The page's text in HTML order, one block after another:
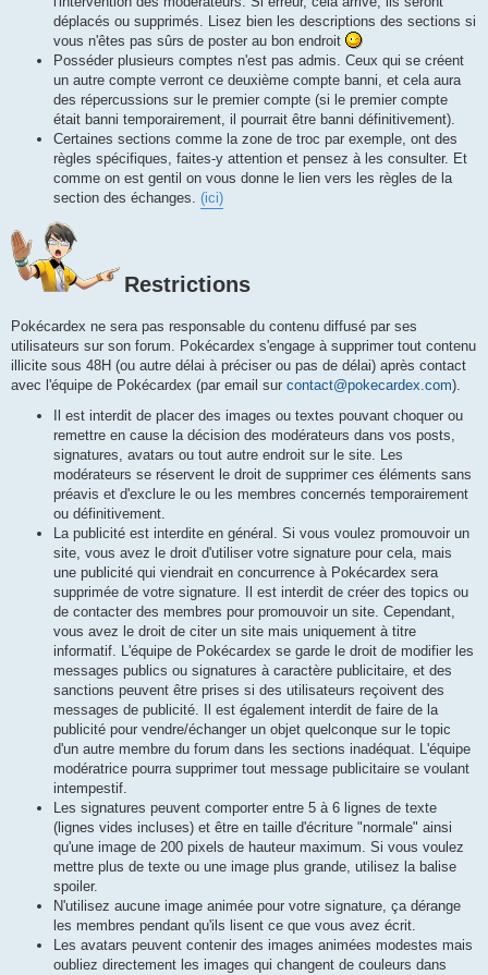
déplacés ou supprimés. Lisez bien les descriptions des sections si
vous n'êtes pas sûrs de poster au bon endroit
Posséder plusieurs comptes n'est pas admis. Ceux qui se créent
un autre compte verront ce deuxième compte banni, et cela aura
des répercussions sur le premier compte (si le premier compte
était banni temporairement, il pourrait être banni définitivement).
Certaines sections comme la zone de troc par exemple, ont des
règles spécifiques, faites-y attention et pensez à les consulter. Et
comme on est gentil on vous donne le lien vers les règles de la
section des échanges. (ici)
Restrictions
Pokécardex ne sera pas responsable du contenu diffusé par ses
utilisateurs sur son forum. Pokécardex s'engage à supprimer tout contenu
illicite sous 48H (ou autre délai à préciser ou pas de délai) après contact
avec l'équipe de Pokécardex (par email sur contact@pokecardex.com).
Il est interdit de placer des images ou textes pouvant choquer ou
remettre en cause la décision des modérateurs dans vos posts,
signatures, avatars ou tout autre endroit sur le site. Les
modérateurs se réservent le droit de supprimer ces éléments sans
préavis et d'exclure le ou les membres concernés temporairement
ou définitivement.
La publicité est interdite en général. Si vous voulez promouvoir un
site, vous avez le droit d'utiliser votre signature pour cela, mais
une publicité qui viendrait en concurrence à Pokécardex sera
supprimée de votre signature. Il est interdit de créer des topics ou
de contacter des membres pour promouvoir un site. Cependant,
vous avez le droit de citer un site mais uniquement à titre
informatif. L'équipe de Pokécardex se garde le droit de modifier les
messages publics ou signatures à caractère publicitaire, et des
sanctions peuvent être prises si des utilisateurs reçoivent des
messages de publicité. Il est également interdit de faire de la
publicité pour vendre/échanger un objet quelconque sur le topic
d'un autre membre du forum dans les sections inadéquat. L'équipe
modératrice pourra supprimer tout message publicitaire se voulant
intempestif.
Les signatures peuvent comporter entre 5 à 6 lignes de texte
(lignes vides incluses) et être en taille d'écriture "normale" ainsi
qu'une image de 200 pixels de hauteur maximum. Si vous voulez
mettre plus de texte ou une image plus grande, utilisez la balise
spoiler.
N'utilisez aucune image animée pour votre signature, ça dérange
les membres pendant qu'ils lisent ce que vous avez écrit.
Les avatars peuvent contenir des images animées modestes mais
oubliez directement les images qui changent de couleurs dans